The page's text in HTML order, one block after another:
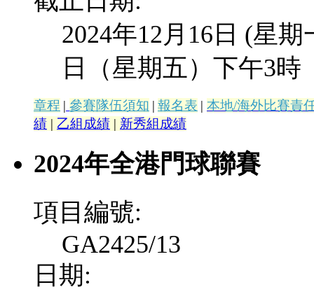
2024年12月16日 (星
日（星期五）下午3時
章程 | 參賽隊伍須知 | 報名表 | 本地/海外比賽責
績 | 乙組成績 | 新秀組成績
2024年全港門球聯賽
項目編號:
GA2425/13
日期: